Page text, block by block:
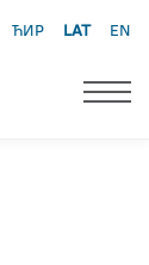
ЋИР LAT EN